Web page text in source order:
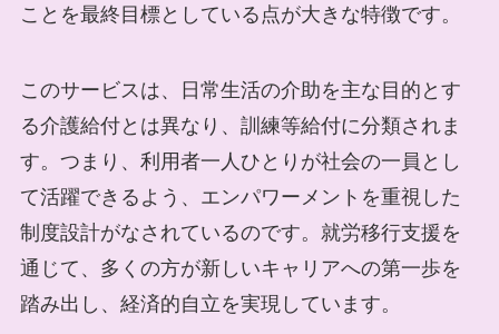
ことを最終目標としている点が大きな特徴です。
このサービスは、日常生活の介助を主な目的とす
る介護給付とは異なり、訓練等給付に分類されま
す。つまり、利用者一人ひとりが社会の一員とし
て活躍できるよう、エンパワーメントを重視した
制度設計がなされているのです。就労移行支援を
通じて、多くの方が新しいキャリアへの第一歩を
踏み出し、経済的自立を実現しています。